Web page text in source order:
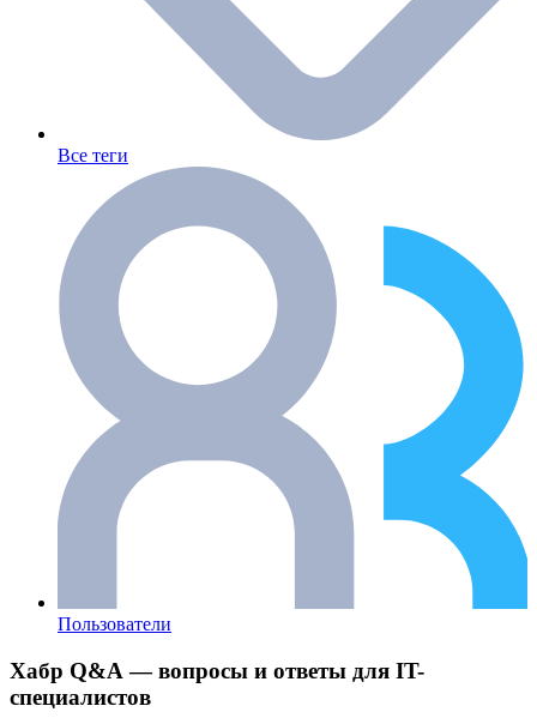
Все теги
Пользователи
Хабр Q&A — вопросы и ответы для IT-
специалистов